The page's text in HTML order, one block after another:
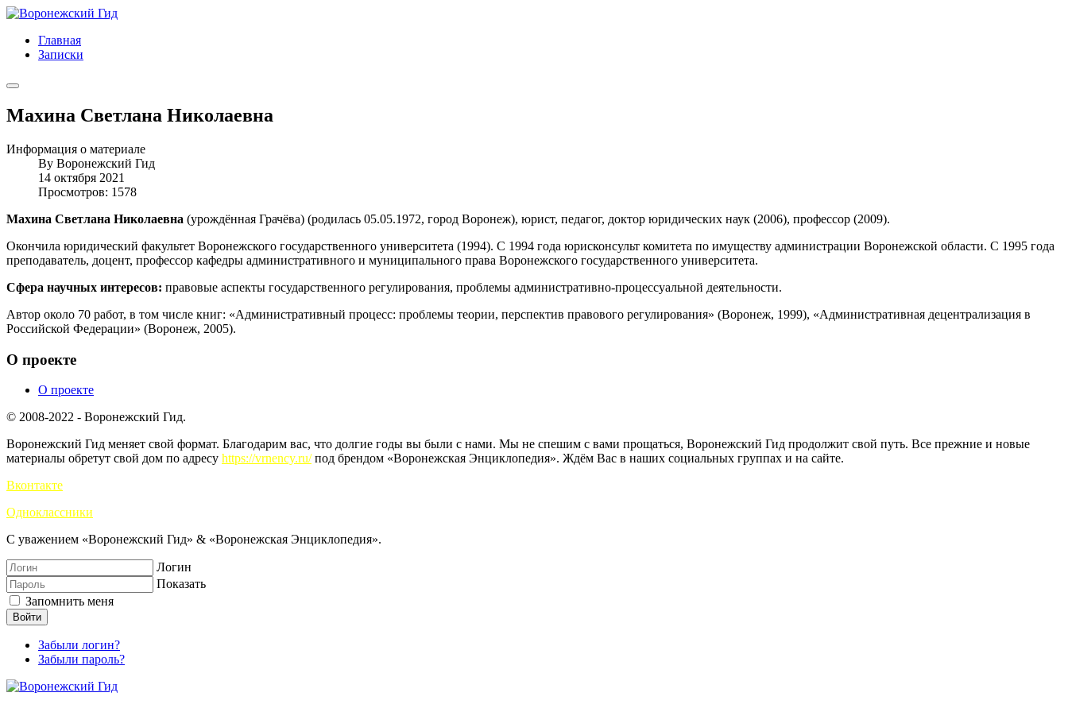
Главная
Записки
Махина Светлана Николаевна
Информация о материале
By Воронежский Гид
14 октября 2021
Просмотров: 1578
Махина Светлана Николаевна (урождённая Грачёва) (родилась 05.05.1972, город Воронеж), юрист, педагог, доктор юридических наук (2006), профессор (2009).
Окончила юридический факультет Воронежского государственного университета (1994). С 1994 года юрисконсульт комитета по имуществу администрации Воронежской области. С 1995 года
преподаватель, доцент, профессор кафедры административного и муниципального права Воронежского государственного университета.
Сфера научных интересов: правовые аспекты государственного регулирования, проблемы административно-процессуальной деятельности.
Автор около 70 работ, в том числе книг: «Административный процесс: проблемы теории, перспектив правового регулирования» (Воронеж, 1999), «Административная децентрализация в
Российской Федерации» (Воронеж, 2005).
О проекте
О проекте
© 2008-2022 - Воронежский Гид.
Воронежский Гид меняет свой формат. Благодарим вас, что долгие годы вы были с нами. Мы не спешим с вами прощаться, Воронежский Гид продолжит свой путь. Все прежние и новые
материалы обретут свой дом по адресу https://vrnency.ru/под брендом «Воронежская Энциклопедия». Ждём Вас в наших социальных группах и на сайте.
Вконтакте
Одноклассники
С уважением «Воронежский Гид» & «Воронежская Энциклопедия».
Логин
Показать
Запомнить меня
Войти
Забыли логин?
Забыли пароль?